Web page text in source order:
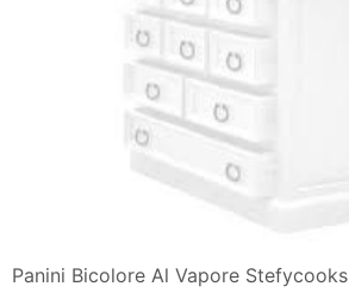
Panini Bicolore Al Vapore Stefycooks